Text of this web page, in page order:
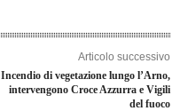
Articolo successivo
Incendio di vegetazione lungo l’Arno,
intervengono Croce Azzurra e Vigili
del fuoco